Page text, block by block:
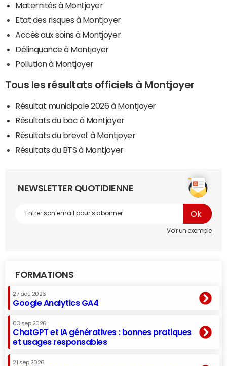
Maternités à Montjoyer
Etat des risques à Montjoyer
Accès aux soins à Montjoyer
Délinquance à Montjoyer
Pollution à Montjoyer
Tous les résultats officiels à Montjoyer
Résultat municipale 2026 à Montjoyer
Résultats du bac à Montjoyer
Résultats du brevet à Montjoyer
Résultats du BTS à Montjoyer
NEWSLETTER QUOTIDIENNE
Voir un exemple
FORMATIONS
27 aoû 2026
Google Analytics GA4
03 sep 2026
ChatGPT et IA génératives : bonnes pratiques
et usages responsables
21 sep 2026